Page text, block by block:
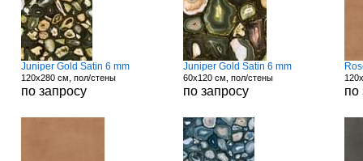
Juniper Gold Satin 6 mm
120x280 см, пол/стены
по запросу
Juniper Gold Satin 6 mm
60x120 см, пол/стены
по запросу по